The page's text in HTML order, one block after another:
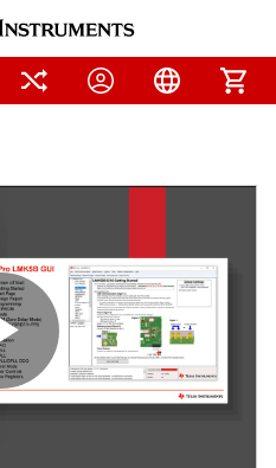
Play